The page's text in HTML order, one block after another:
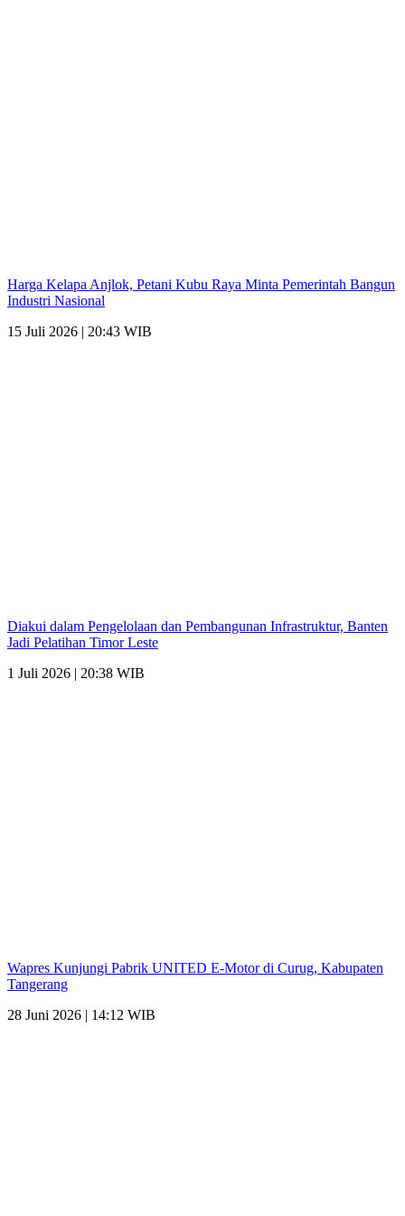
Harga Kelapa Anjlok, Petani Kubu Raya Minta Pemerintah Bangun
Industri Nasional
15 Juli 2026 | 20:43 WIB
Diakui dalam Pengelolaan dan Pembangunan Infrastruktur, Banten
Jadi Pelatihan Timor Leste
1 Juli 2026 | 20:38 WIB
Wapres Kunjungi Pabrik UNITED E-Motor di Curug, Kabupaten
Tangerang
28 Juni 2026 | 14:12 WIB